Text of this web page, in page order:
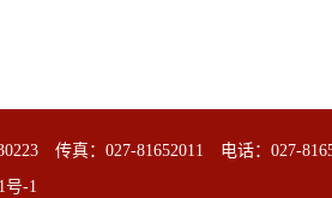
传真：027-81652011 电话：027-
号-1